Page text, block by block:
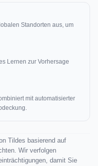
Standorten aus, um
Lernen zur Vorhersage
mit automatisierter
Tildes basierend auf
Wir verfolgen
damit Sie